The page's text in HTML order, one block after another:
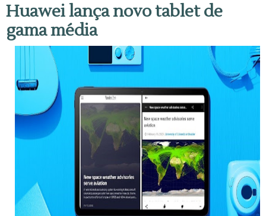
Huawei lança novo tablet de
gama média